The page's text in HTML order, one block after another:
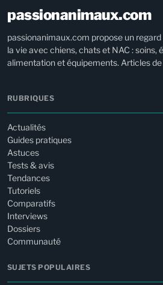
passionanimaux.com
passionanimaux.com propose un
la vie avec chiens, chats et NAC : soins,
alimentation et équipements. Articles de
RUBRIQUES
Actualités
Guides pratiques
Astuces
Tests & avis
Tendances
Tutoriels
Comparatifs
Interviews
Dossiers
Communauté
SUJETS POPULAIRES